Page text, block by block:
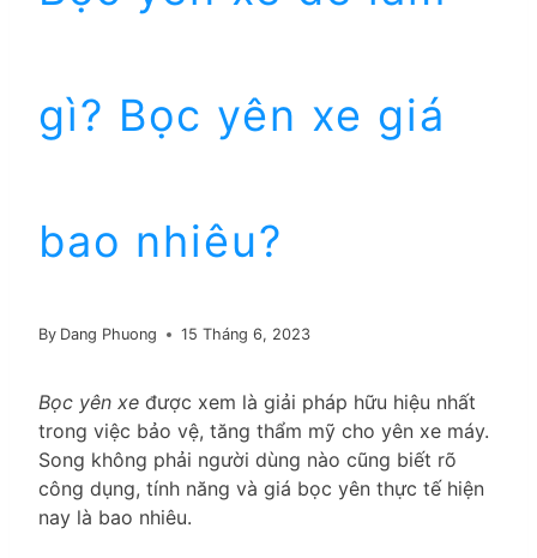
gì? Bọc yên xe giá
bao nhiêu?
By Dang Phuong 15 Tháng 6, 2023
Bọc yên xe được xem là giải pháp hữu hiệu nhất
trong việc bảo vệ, tăng thẩm mỹ cho yên xe máy.
Song không phải người dùng nào cũng biết rõ
công dụng, tính năng và giá bọc yên thực tế hiện
nay là bao nhiêu.